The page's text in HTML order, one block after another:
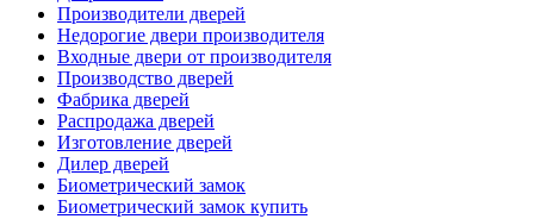
Производители дверей
Недорогие двери производителя
Входные двери от производителя
Производство дверей
Фабрика дверей
Распродажа дверей
Изготовление дверей
Дилер дверей
Биометрический замок
Биометрический замок купить